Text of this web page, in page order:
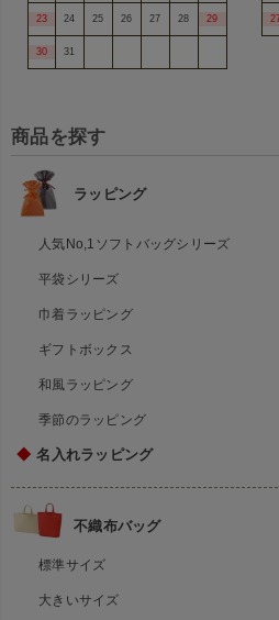
23 24 25 26 27 28 29
30 31
商品を探す
ラッピング
人気No,1ソフトバッグシリーズ
平袋シリーズ
巾着ラッピング
ギフトボックス
和風ラッピング
季節のラッピング
◆ 名入れラッピング
不織布バッグ
標準サイズ
大きいサイズ